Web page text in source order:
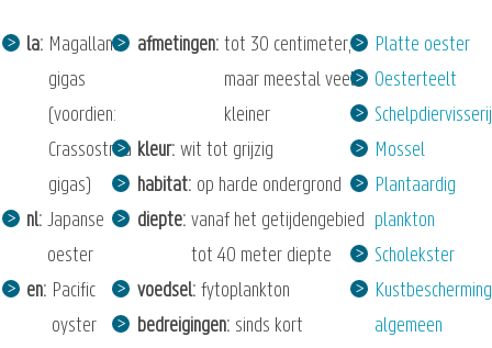
la Magallana
gigas
(voordien:
Crassostrea
gigas)
nl Japanse
oester
en Pacific
oyster
afmetingen tot 30 centimeter,
maar meestal veel
kleiner
kleur wit tot grijzig
habitat op harde ondergrond
diepte vanaf het getijdengebied
tot 40 meter diepte
voedsel fytoplankton
bedreigingen sinds kort
Platte oester
Oesterteelt
Schelpdiervisserij
Mossel
Plantaardig
plankton
Scholekster
Kustbescherming
algemeen